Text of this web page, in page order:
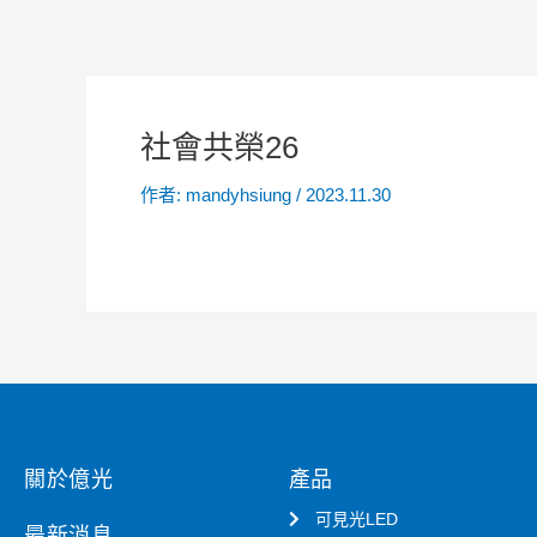
社會共榮26
作者: mandyhsiung / 2023.11.30
關於億光 產品
可見光LED